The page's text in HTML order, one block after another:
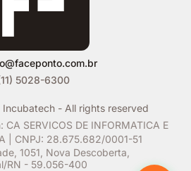
5028-6300
- All rights reserved
: CA SERVICOS DE INFORMATICA E
| CNPJ: 28.675.682/0001-51
1051, Nova Descoberta,
RN - 59.056-400